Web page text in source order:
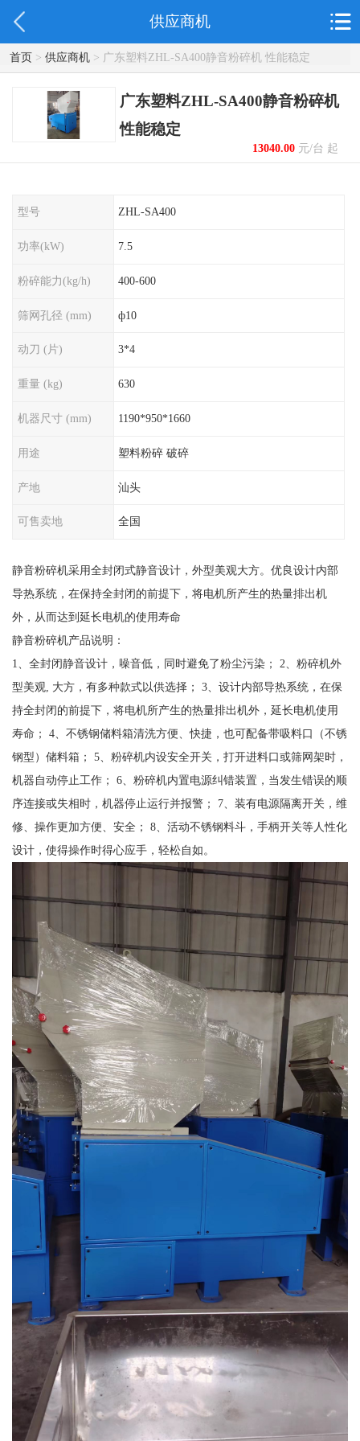
供应商机
首页> 供应商机> 广东塑料ZHL-SA400静音粉碎机 性能稳定
广东塑料ZHL-SA400静音粉碎机
性能稳定
13040.00元/台 起
型号 ZHL-SA400
功率(kW) 7.5
粉碎能力(kg/h) 400-600
筛网孔径 (mm) ф10
动刀 (片) 3*4
重量 (kg) 630
机器尺寸 (mm) 1190*950*1660
用途 塑料粉碎 破碎
产地 汕头
可售卖地 全国
静音粉碎机采用全封闭式静音设计，外型美观大方。优良设计内部
导热系统，在保持全封闭的前提下，将电机所产生的热量排出机
外，从而达到延长电机的使用寿命
静音粉碎机产品说明：
1、全封闭静音设计，噪音低，同时避免了粉尘污染； 2、粉碎机外
型美观, 大方，有多种款式以供选择； 3、设计内部导热系统，在保
持全封闭的前提下，将电机所产生的热量排出机外，延长电机使用
寿命； 4、不锈钢储料箱清洗方便、快捷，也可配备带吸料口（不锈
钢型）储料箱； 5、粉碎机内设安全开关，打开进料口或筛网架时，
机器自动停止工作； 6、粉碎机内置电源纠错装置，当发生错误的顺
序连接或失相时，机器停止运行并报警； 7、装有电源隔离开关，维
修、操作更加方便、安全； 8、活动不锈钢料斗，手柄开关等人性化
设计，使得操作时得心应手，轻松自如。